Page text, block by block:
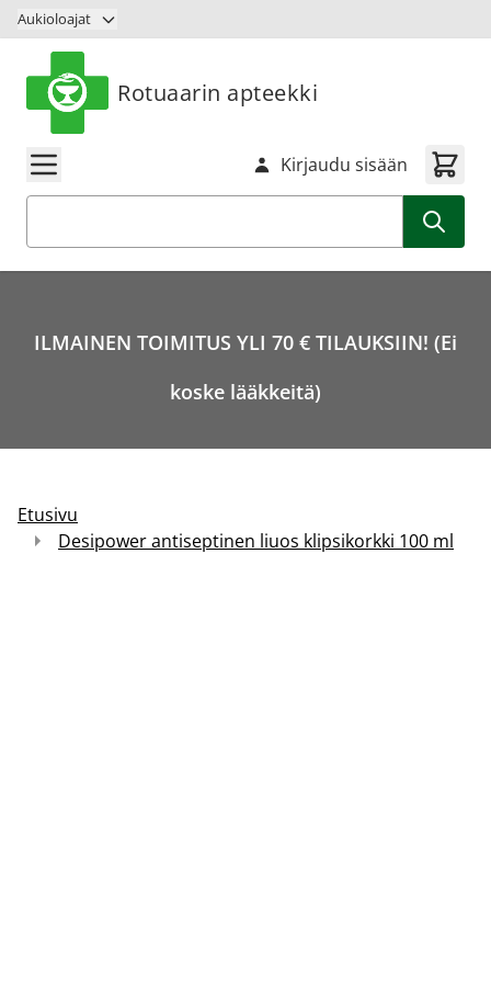
Siirry sisältöön
Aukioloajat
Rotuaarin apteekki
Kirjaudu sisään
ILMAINEN TOIMITUS YLI 70 € TILAUKSIIN! (Ei
koske lääkkeitä)
Etusivu
Desipower antiseptinen liuos klipsikorkki 100 ml